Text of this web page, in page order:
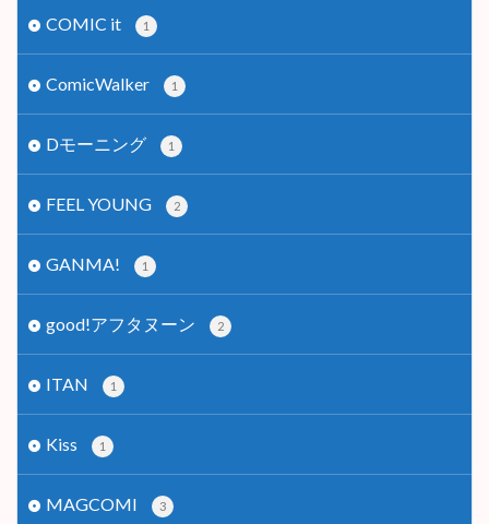
COMIC it 1
ComicWalker 1
Dモーニング 1
FEEL YOUNG 2
GANMA! 1
good!アフタヌーン 2
ITAN 1
Kiss 1
MAGCOMI 3